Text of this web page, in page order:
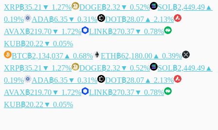
XRP฿35.21 ▼ 1.27% DOGE฿2.32 ▼ 0.52% SOL฿2,449.49 ▲
0.19%
ADA฿6.35▼ 0.31% DOT฿28.07 ▲ 2.13%
AVAX฿219.70▼ 1.72% LINK฿270.37▼ 0.78%
KUB฿20.22 ▼ 0.05%
BTC฿2,134,037 ▲ 0.68% ETH฿62,180.00 ▲ 0.39%
XRP฿35.21 ▼ 1.27% DOGE฿2.32 ▼ 0.52% SOL฿2,449.49 ▲
0.19%
ADA฿6.35▼ 0.31% DOT฿28.07 ▲ 2.13%
AVAX฿219.70▼ 1.72% LINK฿270.37▼ 0.78%
KUB฿20.22 ▼ 0.05%